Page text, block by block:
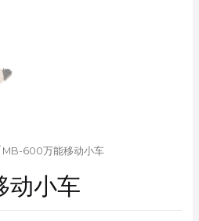
600万能移动小车
动小车